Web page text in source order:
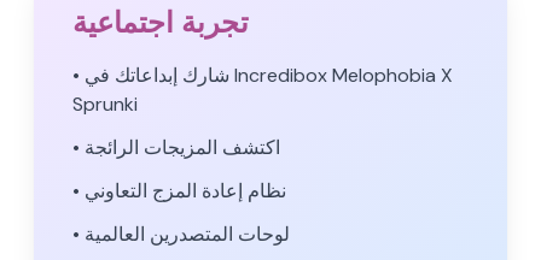
تجربة اجتماعية
• شارك إبداعاتك في Incredibox Melophobia X
Sprunki
• اكتشف المزيجات الرائجة
• نظام إعادة المزج التعاوني
• لوحات المتصدرين العالمية